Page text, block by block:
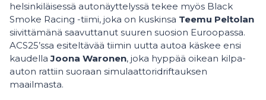
helsinkiläisessä autonäyttelyssä tekee myös Black
Smoke Racing -tiimi, joka on kuskinsa Teemu Peltolan
siivittämänä saavuttanut suuren suosion Euroopassa.
ACS25’ssa esiteltävää tiimin uutta autoa käskee ensi
kaudellaJoona Waronen, joka hyppää oikean kilpa-
auton rattiin suoraan simulaattoridriftauksen
maailmasta.